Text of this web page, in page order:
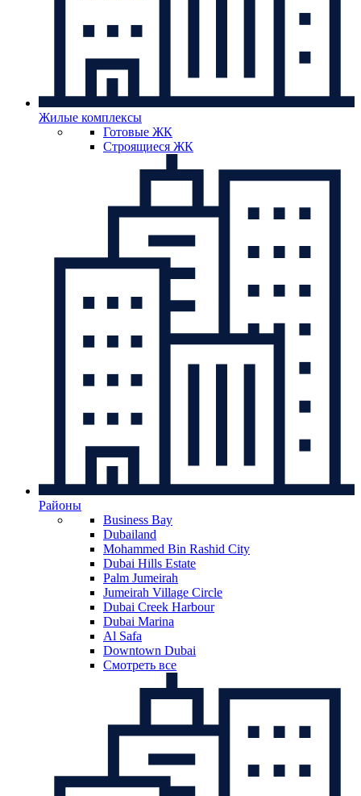
Жилые комплексы
Готовые ЖК
Строящиеся ЖК
Районы
Business Bay
Dubailand
Mohammed Bin Rashid City
Dubai Hills Estate
Palm Jumeirah
Jumeirah Village Circle
Dubai Creek Harbour
Dubai Marina
Al Safa
Downtown Dubai
Смотреть все